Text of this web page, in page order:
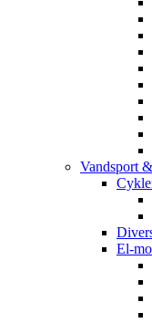
Vandsport
El-